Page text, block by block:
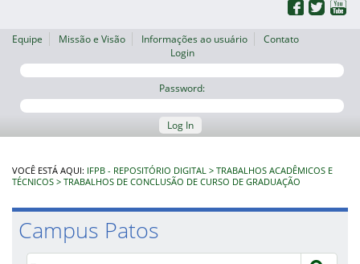
Equipe Missão e Visão Informações ao usuário
Contato
Login
Password:
Log In
VOCÊ ESTÁ AQUI: IFPB - REPOSITÓRIO DIGITAL
TRABALHOS ACADÊMICOS E
TÉCNICOS
TRABALHOS DE CONCLUSÃO DE CURSO DE GRADUAÇÃO
Campus Patos